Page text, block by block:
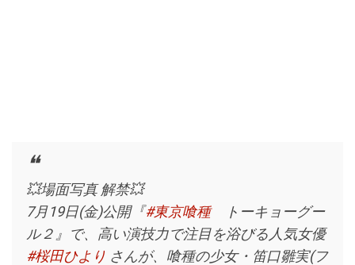
💥場面写真 解禁💥
7月19日(金)公開『#東京喰種トーキョーグー
ル２』で、高い演技力で注目を浴びる人気女優
#桜田ひより さんが、喰種の少女・笛口雛実(フ